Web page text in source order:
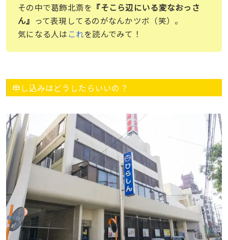
その中で葛飾北斎を 『そこら辺にいる変なおっさ
ん』 って表現してるのがなんかツボ（笑）。
気になる人は これを読んでみて！
申し込みはどうしたらいいの？